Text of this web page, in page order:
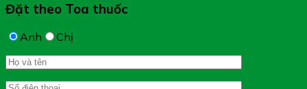
Đặt theo Toa thuốc
Anh Chị